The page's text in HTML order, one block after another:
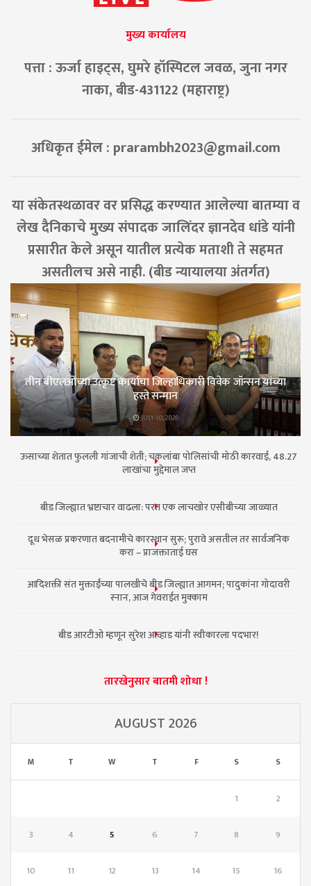
मुख्य कार्यालय
पत्ता : ऊर्जा हाइट्स, घुमरे हॉस्पिटल जवळ, जुना नगर
नाका, बीड-431122 (महाराष्ट्र)
अधिकृत ईमेल : prarambh2023@gmail.com
या संकेतस्थळावर वर प्रसिद्ध करण्यात आलेल्या बातम्या व
लेख दैनिकाचे मुख्य संपादक जालिंदर ज्ञानदेव धांडे यांनी
प्रसारीत केले असून यातील प्रत्येक मताशी ते सहमत
असतीलच असे नाही. (बीड न्यायालया अंतर्गत)
तीन बीएलओंच्या उत्कृष्ट कार्याचा जिल्हाधिकारी विवेक जॉन्सन यांच्या
हस्ते सन्मान
JULY 10, 2026
ऊसाच्या शेतात फुलली गांजाची शेती; चकलांबा पोलिसांची मोठी कारवाई, 48.27
लाखांचा मुद्देमाल जप्त
बीड जिल्ह्यात भ्रष्टाचार वाढला: परत एक लाचखोर एसीबीच्या जाळ्यात
दूध भेसळ प्रकरणात बदनामीचे कारस्थान सुरू; पुरावे असतील तर सार्वजनिक
करा – प्राजक्ताताई घस
आदिशक्ती संत मुक्ताईंच्या पालखीचे बीड जिल्ह्यात आगमन; पादुकांना गोदावरी
स्नान, आज गेवराईत मुक्काम
बीड आरटीओ म्हणून सुरेश आव्हाड यांनी स्वीकारला पदभार!
तारखेनुसार बातमी शोधा !
AUGUST 2026
M T W T F S S
1 2
3 4 5 6 7 8 9
10 11 12 13 14 15 16